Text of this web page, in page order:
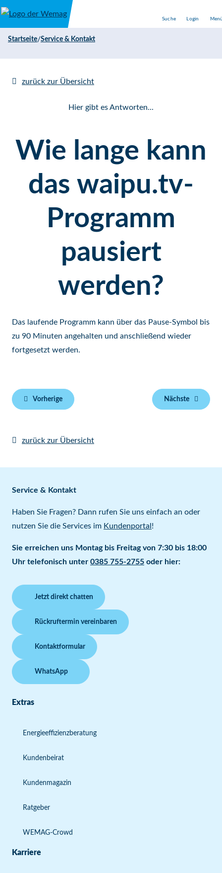
Direkt zum Inhalt
Suche Login
Startseite/Service & Kontakt
zurück zur Übersicht
Hier gibt es Antworten...
Wie lange kann
das waipu.tv-
Programm
pausiert
werden?
Das laufende Programm kann über das Pause-Symbol bis
zu 90 Minuten angehalten und anschließend wieder
fortgesetzt werden.
Vorherige Nächste
zurück zur Übersicht
Service & Kontakt
Haben Sie Fragen? Dann rufen Sie uns einfach an oder
nutzen Sie die Services im Kundenportal !
Sie erreichen uns Montag bis Freitag von 7:30 bis 18:00
Uhr telefonisch unter 0385 755-2755 oder hier:
Jetzt direkt chatten
Rückruftermin vereinbaren
Kontaktformular
WhatsApp
Extras
Energieeffizienzberatung
Kundenbeirat
Kundenmagazin
Ratgeber
WEMAG-Crowd
Karriere